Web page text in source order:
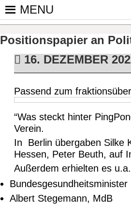
Skip
ist der bundesweite
Tischtennis –
MENU
Positionspapier an
16. DEZEMBER
Passend zum
“Was steckt hinter
Verein.
In Berlin übergaben Silke
Hessen, Peter Beuth,auf
Außerdem erhielten es u.a.
Albert Stegemann, MdB